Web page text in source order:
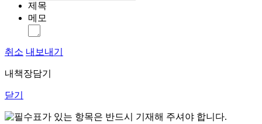
제목
메모
취소 내보내기
내책장담기
닫기
표가 있는 항목은 반드시 기재해 주셔야 합니다.